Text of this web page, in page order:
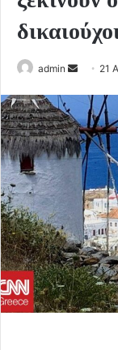
admin
Send
email
21